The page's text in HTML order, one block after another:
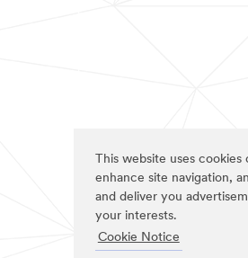
This website uses
enhance site navigation,
and deliver you
your interests.
Cookie Notice